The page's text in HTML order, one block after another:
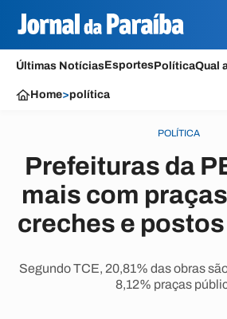
Últimas NotíciasEsportesPolíticaQual
Home>política
POLÍTICA
Prefeituras da
mais com
creches e
Segundo TCE, 20,81% das obras
8,12% praças